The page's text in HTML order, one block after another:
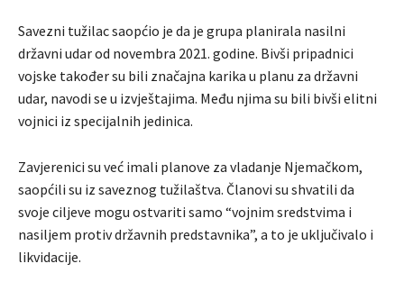
Savezni tužilac saopćio je da je grupa planirala nasilni
državni udar od novembra 2021. godine. Bivši pripadnici
vojske također su bili značajna karika u planu za državni
udar, navodi se u izvještajima. Među njima su bili bivši elitni
vojnici iz specijalnih jedinica.
Zavjerenici su već imali planove za vladanje Njemačkom,
saopćili su iz saveznog tužilaštva. Članovi su shvatili da
svoje ciljeve mogu ostvariti samo “vojnim sredstvima i
nasiljem protiv državnih predstavnika”, a to je uključivalo i
likvidacije.